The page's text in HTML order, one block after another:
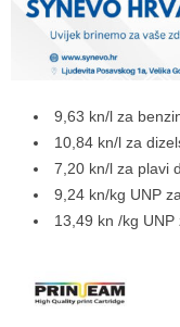
9,63 kn/l za
10,84 kn/l za
7,20 kn/l za plavi
9,24 kn/kg UNP
13,49 kn /kg UNP